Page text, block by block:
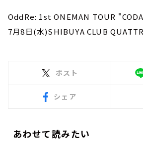
OddRe: 1st ONEMAN TOUR
7月8日(水)SHIBUYA CLUB
ポスト
シェア
あわせて読みたい